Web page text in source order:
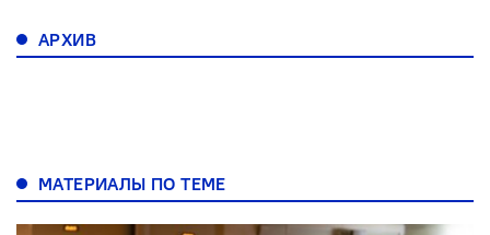
АРХИВ
МАТЕРИАЛЫ ПО ТЕМЕ